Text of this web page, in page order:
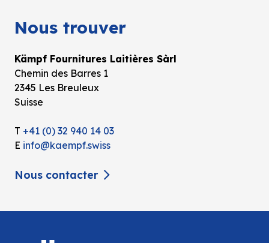
Nous trouver
Kämpf Fournitures Laitières Sàrl
Chemin des Barres 1
2345 Les Breuleux
Suisse
T +41 (0) 32 940 14 03
E info@kaempf.swiss
Nous contacter